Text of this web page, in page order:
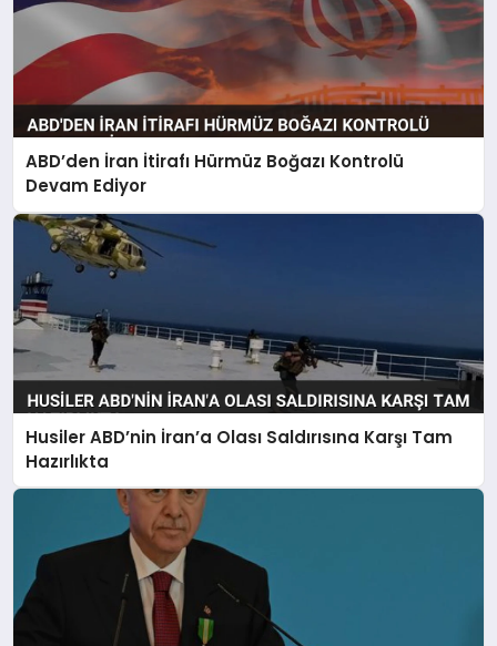
ABD’den İran İtirafı Hürmüz Boğazı Kontrolü
Devam Ediyor
Husiler ABD’nin İran’a Olası Saldırısına Karşı Tam
Hazırlıkta